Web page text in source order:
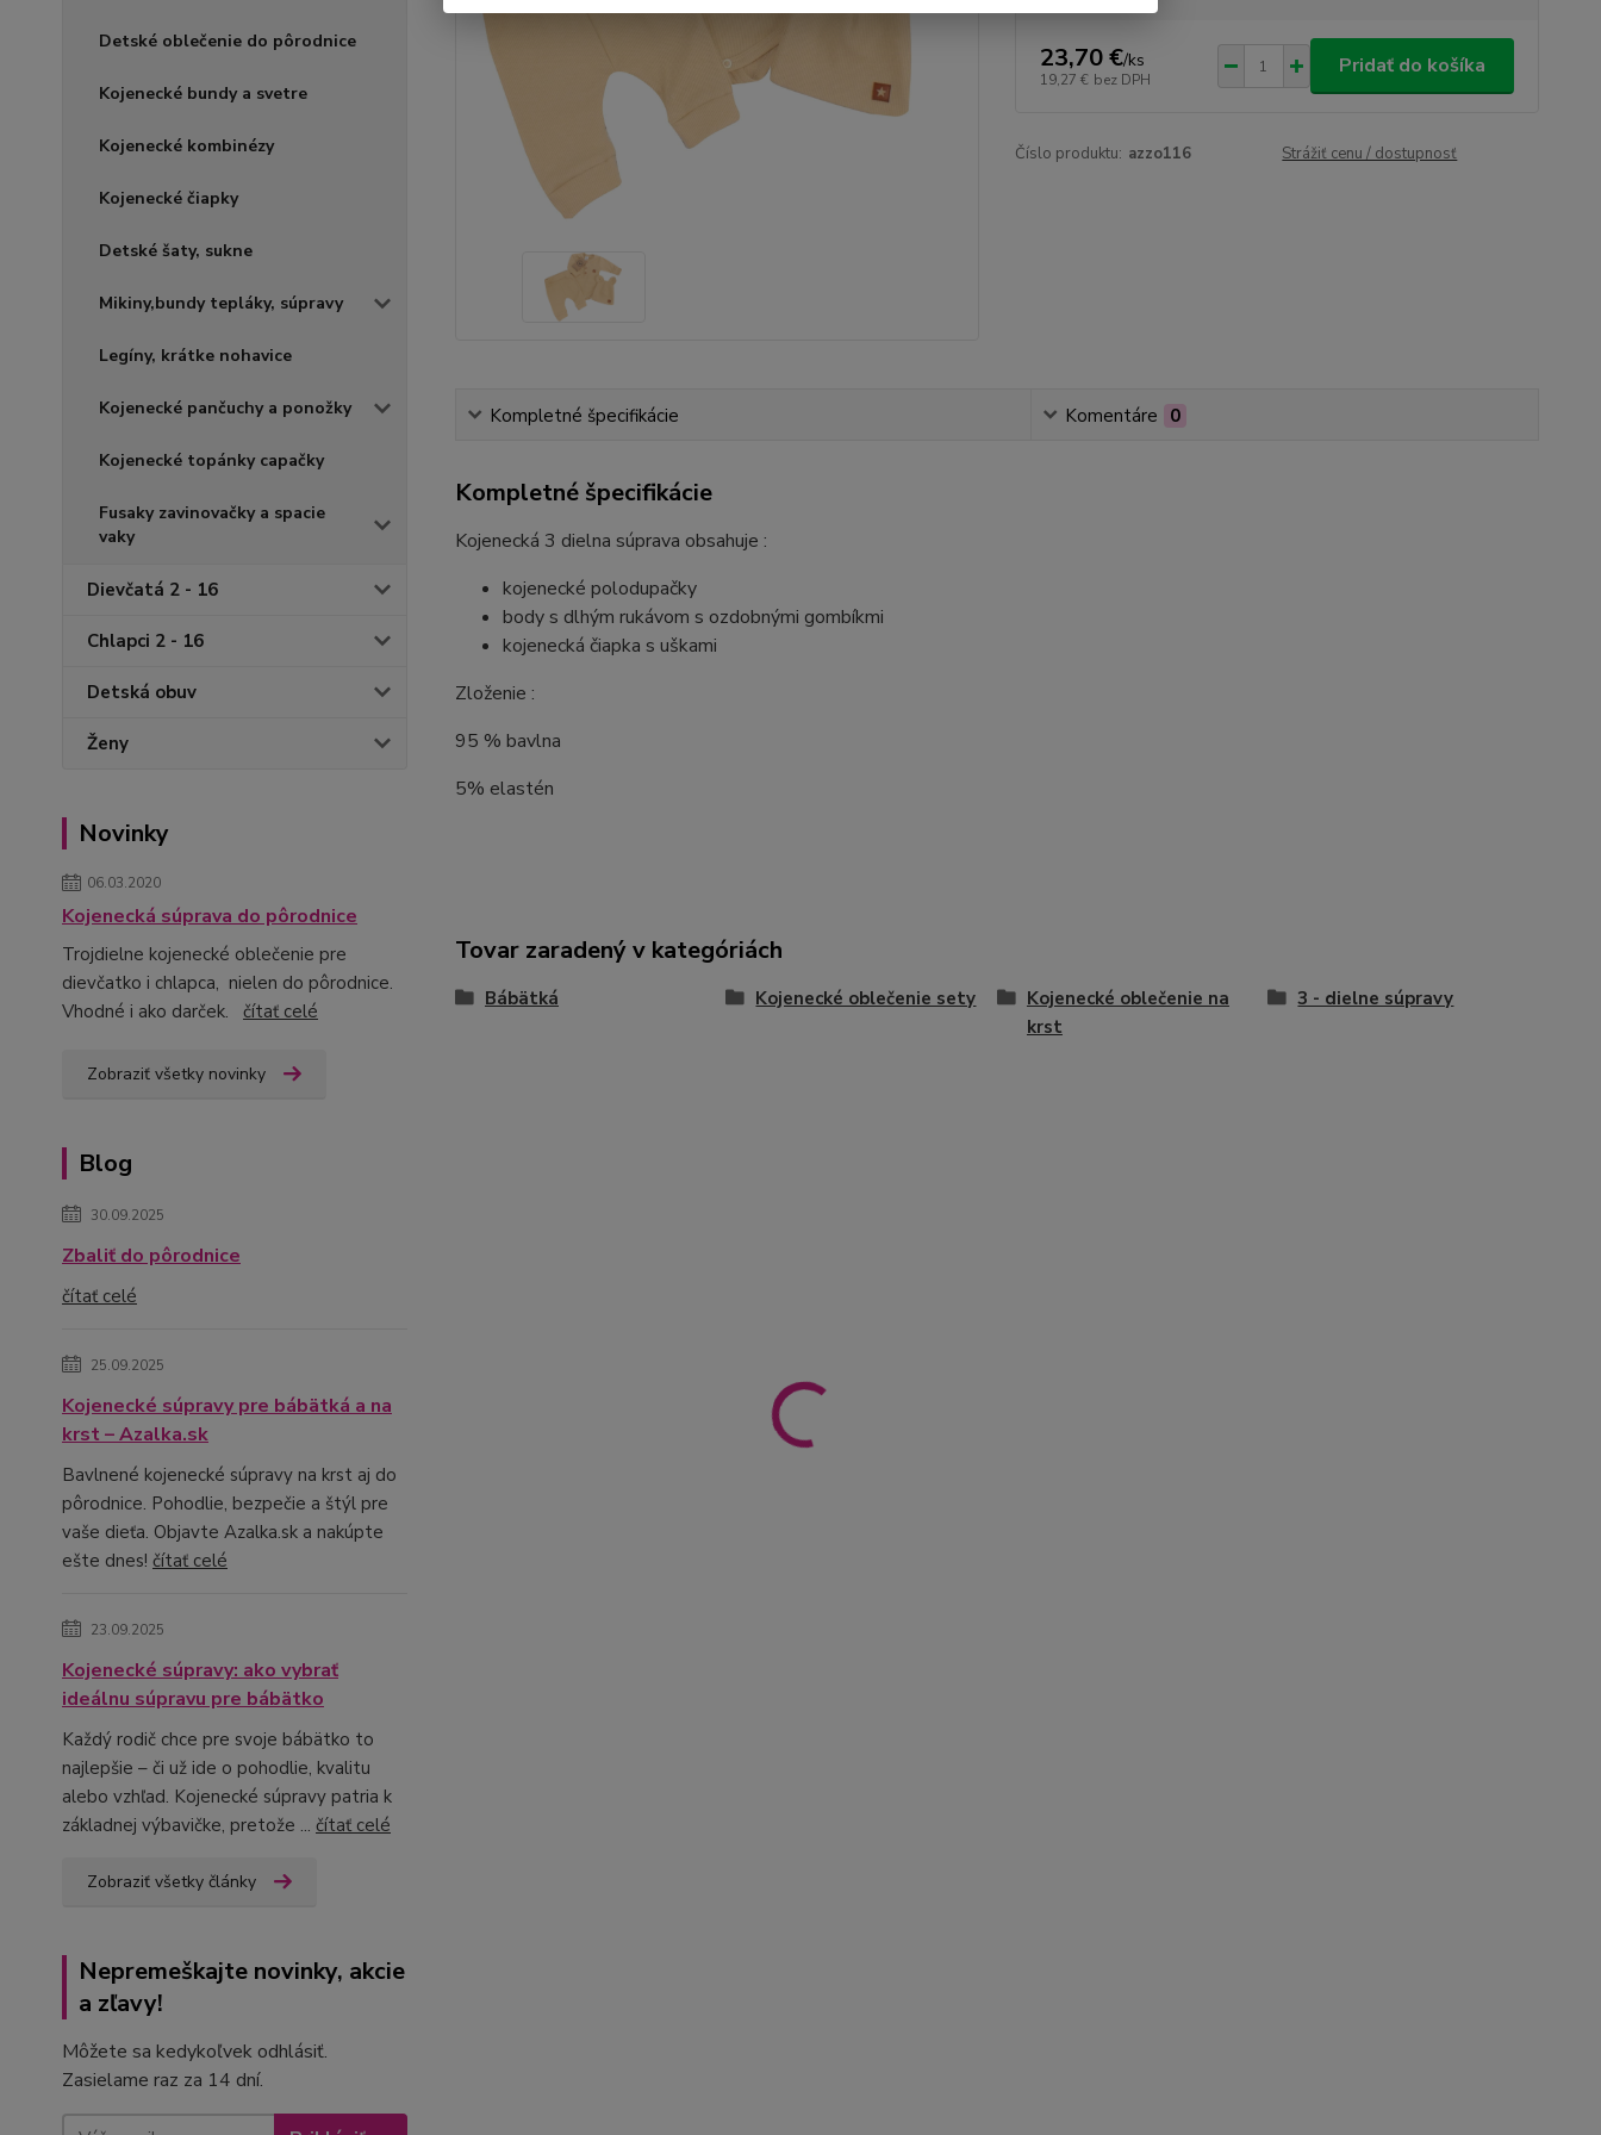
Detské oblečenie do pôrodnice
Kojenecké bundy a svetre
Kojenecké kombinézy
Kojenecké čiapky
Detské šaty, sukne
Mikiny,bundy tepláky, súpravy
Legíny, krátke nohavice
Kojenecké pančuchy a ponožky
Kojenecké topánky capačky
Fusaky zavinovačky a spacie
vaky
Dievčatá 2 - 16
Chlapci 2 - 16
Detská obuv
Ženy
Novinky
06.03.2020
Kojenecká súprava do pôrodnice
Trojdielne kojenecké oblečenie pre
dievčatko i chlapca, nielen do pôrodnice.
Vhodné i ako darček. čítať celé
Zobraziť všetky novinky
Blog
30.09.2025
Zbaliť do pôrodnice
čítať celé
25.09.2025
Kojenecké súpravy pre bábätká a na
krst – Azalka.sk
Bavlnené kojenecké súpravy na krst aj do
pôrodnice. Pohodlie, bezpečie a štýl pre
vaše dieťa. Objavte Azalka.sk a nakúpte
ešte dnes! čítať celé
23.09.2025
Kojenecké súpravy: ako vybrať
ideálnu súpravu pre bábätko
Každý rodič chce pre svoje bábätko to
najlepšie – či už ide o pohodlie, kvalitu
alebo vzhľad. Kojenecké súpravy patria k
základnej výbavičke, pretože ... čítať celé
Zobraziť všetky články
Nepremeškajte novinky, akcie
a zľavy!
Môžete sa kedykoľvek odhlásiť.
Zasielame raz za 14 dní.
23,70 €/ks
19,27 € bez DPH
Pridať do košíka
Číslo produktu: azzo116 Strážiť cenu / dostupnosť
Kompletné špecifikácie Komentáre 0
Kompletné špecifikácie
Kojenecká 3 dielna súprava obsahuje :
kojenecké polodupačky
body s dlhým rukávom s ozdobnými gombíkmi
kojenecká čiapka s uškami
Zloženie :
95 % bavlna
5% elastén
Tovar zaradený v kategóriách
Bábätká Kojenecké oblečenie sety
Kojenecké oblečenie na
krst
3 - dielne súpravy